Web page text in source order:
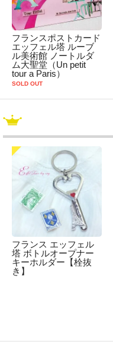
フランスポストカード
エッフェル塔 ルーブ
ル美術館 ノートルダ
ム大聖堂（Un petit
tour a Paris）
SOLD OUT
フランス エッフェル
塔 ボトルオープナー
キーホルダー【栓抜
き】